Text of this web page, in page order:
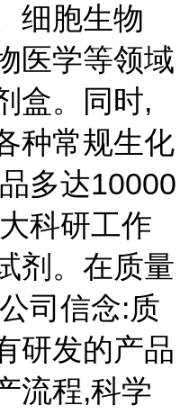
细胞生物
医学等领域
盒。同时,
种常规生化
多达10000
科研工作
剂。在质量
司信念:质
研发的产品
流程,科学